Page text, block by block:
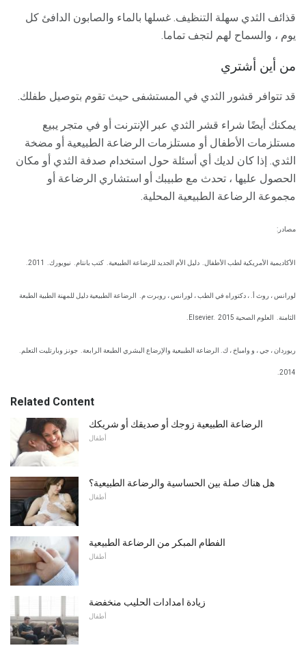
قذائف الثدي سهلة التنظيف. غسلها بالماء والصابون الدافئ كل
يوم ، والسماح لهم لتجف تماما.
من أين أشتري
قد تتوافر قشور الثدي في المستشفى حيث تقوم بتوصيل طفلك.
يمكنك أيضًا شراء قشر الثدي عبر الإنترنت أو في متجر يبيع
مستلزمات الأطفال أو مستلزمات الرضاعة الطبيعية أو مضخة
الثدي. إذا كان لديك أي أسئلة حول استخدام صدفة الثدي أو مكان
الحصول عليها ، تحدث مع طبيبك أو استشاري الرضاعة أو
مجموعة الرضاعة الطبيعية المحلية.
مصادر:
الأكاديمية الأمريكية لطب الأطفال. دليل الأم الجديد للرضاعة الطبيعية. كتب بانتام. نيويورك. 2011.
لورانس ، روث أ. ، دكتوراه في الطب ، لورانس ، روبرت م. الرضاعة الطبيعية دليل للمهنة الطبية الطبعة
الثامنة. العلوم الصحية Elsevier. 2015.
ريوردان ، جي ، و وامباخ ، ك. الرضاعة الطبيعية والإرضاع البشري الطبعة الرابعة. جونز وبارتليت التعلم.
2014.
Related Content
الرضاعة الطبيعية زوجك أو صديقك أو شريكك
أطفال
هل هناك صلة بين الحساسية والرضاعة الطبيعية؟
أطفال
الفطام المبكر من الرضاعة الطبيعية
أطفال
زيادة امدادات الحليب منخفضة
أطفال